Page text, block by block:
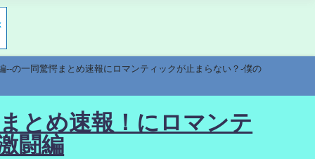
の一同驚愕まとめ速報にロマンティックが止まらない？-僕の
とめ速報！にロマンテ
闘編